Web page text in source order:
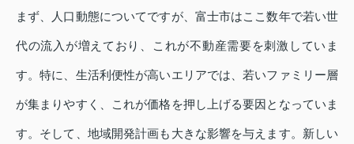
まず、人口動態についてですが、富士市はここ数年で若い世
代の流入が増えており、これが不動産需要を刺激していま
す。特に、生活利便性が高いエリアでは、若いファミリー層
が集まりやすく、これが価格を押し上げる要因となっていま
す。そして、地域開発計画も大きな影響を与えます。新しい